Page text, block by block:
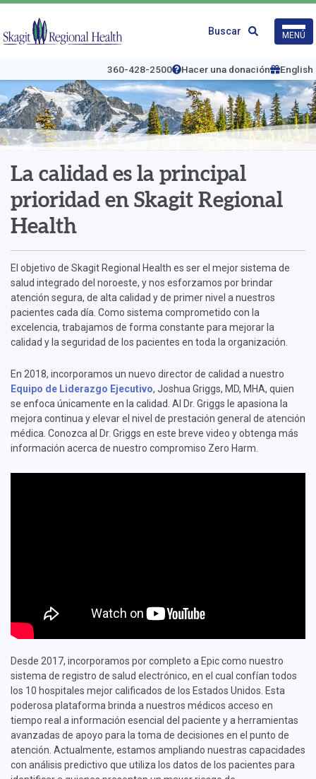
Ir
contenido
de
Health
360-428-2500 Hacer una donación English
Buscar MENÚ
La calidad es la principal
prioridad en Skagit Regional
Health
El objetivo de Skagit Regional Health es ser el mejor sistema de
salud integrado del noroeste, y nos esforzamos por brindar
atención segura, de alta calidad y de primer nivel a nuestros
pacientes cada día. Como sistema comprometido con la
excelencia, trabajamos de forma constante para mejorar la
calidad y la seguridad de los pacientes en toda la organización.
En 2018, incorporamos un nuevo director de calidad a nuestro
Equipo de Liderazgo Ejecutivo, Joshua Griggs, MD, MHA, quien
se enfoca únicamente en la calidad. Al Dr. Griggs le apasiona la
mejora continua y elevar el nivel de prestación general de atención
médica. Conozca al Dr. Griggs en este breve video y obtenga más
información acerca de nuestro compromiso Zero Harm.
Desde 2017, incorporamos por completo a Epic como nuestro
sistema de registro de salud electrónico, en el cual confían todos
los 10 hospitales mejor calificados de los Estados Unidos. Esta
poderosa plataforma brinda a nuestros médicos acceso en
tiempo real a información esencial del paciente y a herramientas
avanzadas de apoyo para la toma de decisiones en el punto de
atención. Actualmente, estamos ampliando nuestras capacidades
con análisis predictivo que utiliza los datos de los pacientes para